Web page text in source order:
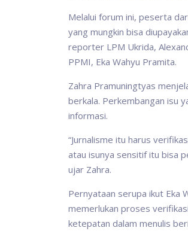
Melalui forum ini, peserta
yang mungkin bisa
reporter LPM Ukrida,
PPMI, Eka Wahyu Pramita.
Zahra Pramuningtyas
berkala. Perkembangan isu
informasi.
“Jurnalisme itu harus
atau isunya sensitif itu bisa
ujar Zahra.
Pernyataan serupa ikut Eka
memerlukan proses
ketepatan dalam menulis